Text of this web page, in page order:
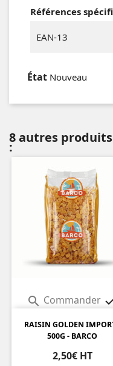
Références
EAN-13
État Nouveau
8 autres
:
 Commander
RAISIN GOLDEN
500G - BARCO
2,50€ HT